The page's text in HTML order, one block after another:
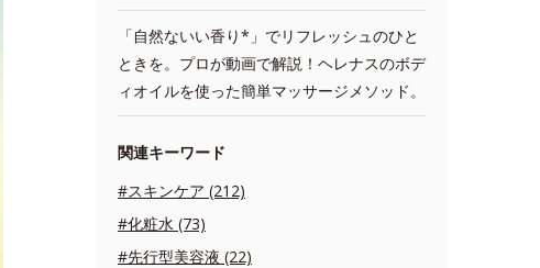
「自然ないい香り*」でリフレッシュのひと
ときを。プロが動画で解説！ヘレナスのボデ
ィオイルを使った簡単マッサージメソッド。
関連キーワード
#スキンケア (212)
#化粧水 (73)
#先行型美容液 (22)